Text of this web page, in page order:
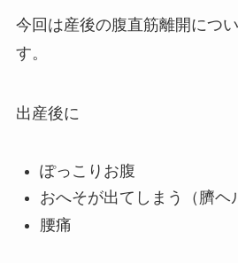
今回は産後の腹直筋離開につ
す。
出産後に
ぽっこりお腹
おへそが出てしまう（臍ヘ
腰痛